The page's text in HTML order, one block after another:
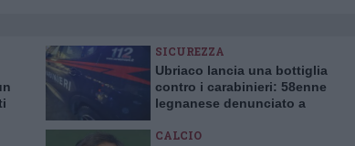
SICUREZZA
Ubriaco lancia una bottiglia
contro i carabinieri: 58enne
legnanese denunciato a
CALCIO